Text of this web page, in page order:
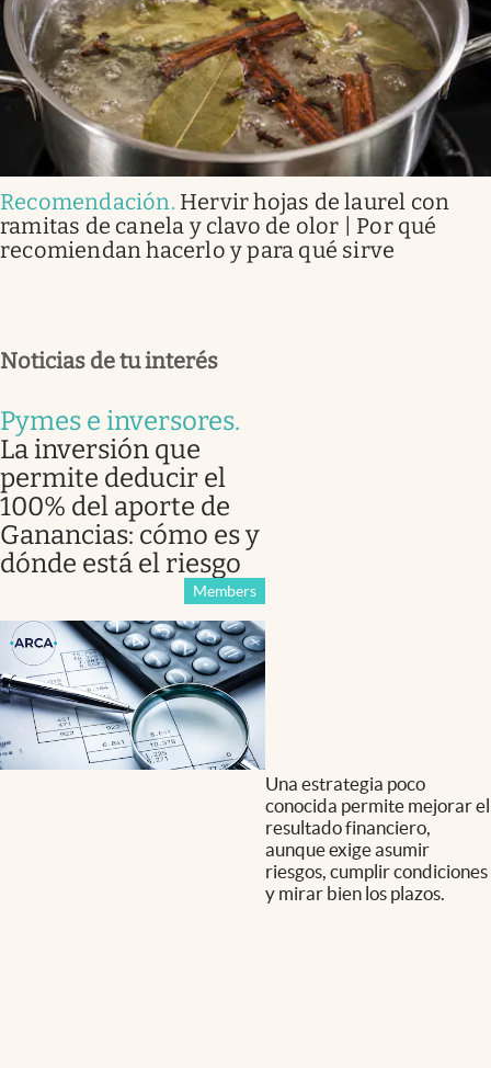
Recomendación. Hervir hojas de laurel con
ramitas de canela y clavo de olor | Por qué
recomiendan hacerlo y para qué sirve
Noticias de tu interés
Pymes e inversores.
La inversión que
permite deducir el
100% del aporte de
Ganancias: cómo es y
dónde está el riesgo
Members
Una estrategia poco
conocida permite mejorar el
resultado financiero,
aunque exige asumir
riesgos, cumplir condiciones
y mirar bien los plazos.